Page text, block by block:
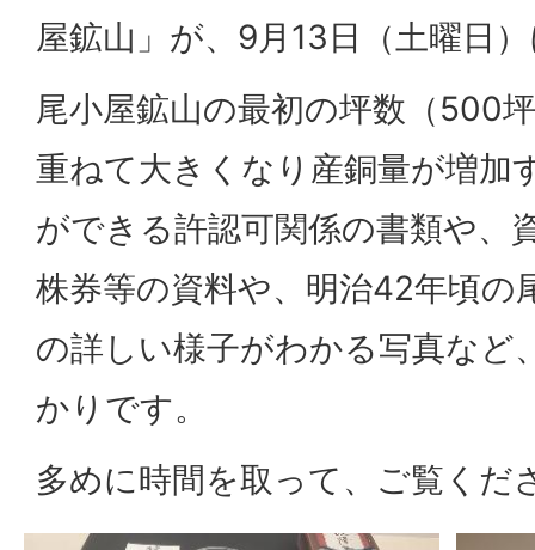
屋鉱山」が、9月13日（土曜日
尾小屋鉱山の最初の坪数（500
重ねて大きくなり産銅量が増加
ができる許認可関係の書類や、
株券等の資料や、明治42年頃の
の詳しい様子がわかる写真など
かりです。
多めに時間を取って、ご覧くだ